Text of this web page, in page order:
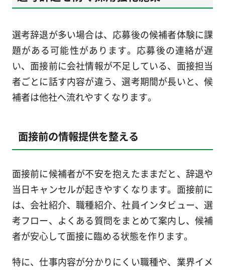
選考辞退が多い場合は、応募後の候補者体験に課
題がある可能性があります。応募後の連絡が遅
い、面接前に会社情報が不足している、面接担当
者ごとに話す内容が違う、選考期間が長いと、候
補者は他社へ流れやすくなります。
面接前の情報提供を整える
面接前に候補者が不安を抱えたままだと、辞退や
当日キャンセルが起きやすくなります。面接前に
は、会社紹介、職種紹介、社員インタビュー、選
考フロー、よくある質問をまとめて案内し、候補
者が安心して面接に臨める状態を作ります。
特に、仕事内容が分かりにくい職種や、業界イメ